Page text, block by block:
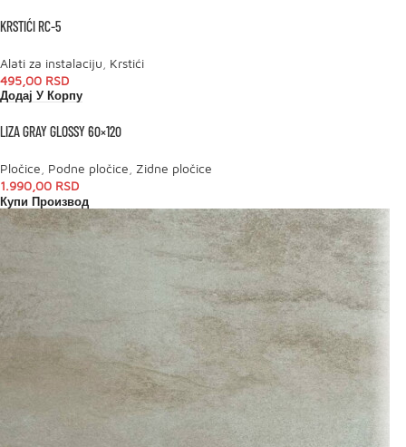
KRSTIĆI RC-5
Alati za instalaciju Krstići
495,00 RSD
Додај У Корпу
LIZA GRAY GLOSSY 60×120
Pločice Podne pločice Zidne pločice
1.990,00 RSD
Купи Производ